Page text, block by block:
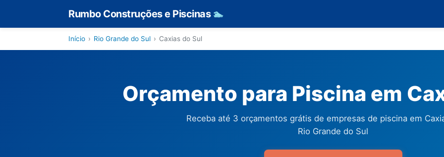
Rumbo Construções e Piscinas 🏊
Início › Rio Grande do Sul › Caxias do Sul
Orçamento para Piscina em
Receba até 3 orçamentos grátis de empresas de piscina em
Rio Grande do Sul